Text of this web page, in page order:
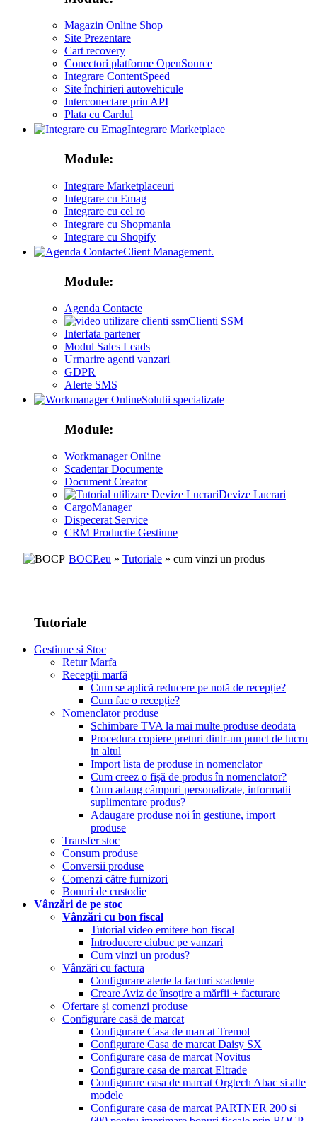
Magazin Online Shop
Site Prezentare
Cart recovery
Conectori platforme OpenSource
Integrare ContentSpeed
Site închirieri autovehicule
Interconectare prin API
Plata cu Cardul
Integrare Marketplace
Module:
Integrare Marketplaceuri
Integrare cu Emag
Integrare cu cel ro
Integrare cu Shopmania
Integrare cu Shopify
Client Management.
Module:
Agenda Contacte
Clienti SSM
Interfata partener
Modul Sales Leads
Urmarire agenti vanzari
GDPR
Alerte SMS
Solutii specializate
Module:
Workmanager Online
Scadentar Documente
Document Creator
Devize Lucrari
CargoManager
Dispecerat Service
CRM Productie Gestiune
BOCP.eu » Tutoriale » cum vinzi un produs
Tutoriale
Gestiune si Stoc
Retur Marfa
Recepții marfă
Cum se aplică reducere pe notă de recepție?
Cum fac o recepție?
Nomenclator produse
Schimbare TVA la mai multe produse deodata
Procedura copiere preturi dintr-un punct de lucru
in altul
Import lista de produse in nomenclator
Cum creez o fișă de produs în nomenclator?
Cum adaug câmpuri personalizate, informatii
suplimentare produs?
Adaugare produse noi în gestiune, import
produse
Transfer stoc
Consum produse
Conversii produse
Comenzi către furnizori
Bonuri de custodie
Vânzări de pe stoc
Vânzări cu bon fiscal
Tutorial video emitere bon fiscal
Introducere ciubuc pe vanzari
Cum vinzi un produs?
Vânzări cu factura
Configurare alerte la facturi scadente
Creare Aviz de însoțire a mărfii + facturare
Ofertare și comenzi produse
Configurare casă de marcat
Configurare Casa de marcat Tremol
Configurare Casa de marcat Daisy SX
Configurare casa de marcat Novitus
Configurare casa de marcat Eltrade
Configurare casa de marcat Orgtech Abac si alte
modele
Configurare casa de marcat PARTNER 200 si